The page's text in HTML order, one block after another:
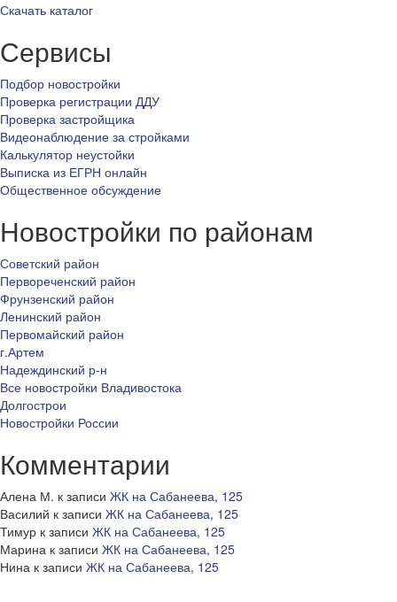
Скачать каталог
Сервисы
Подбор новостройки
Проверка регистрации ДДУ
Проверка застройщика
Видеонаблюдение за стройками
Калькулятор неустойки
Выписка из ЕГРН онлайн
Общественное обсуждение
Новостройки по районам
Советский район
Первореченский район
Фрунзенский район
Ленинский район
Первомайский район
г.Артем
Надеждинский р-н
Все новостройки Владивостока
Долгострои
Новостройки России
Комментарии
Алена М. к записи ЖК на Сабанеева, 125
Василий к записи ЖК на Сабанеева, 125
Тимур к записи ЖК на Сабанеева, 125
Марина к записи ЖК на Сабанеева, 125
Нина к записи ЖК на Сабанеева, 125